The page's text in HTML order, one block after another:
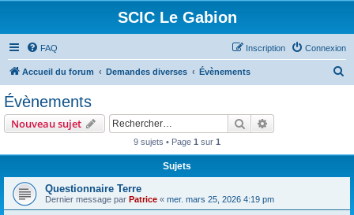
SCIC Le Gabion
FAQ Connexion
Inscription
Accueil du forum Demandes diverses Évènements
Évènements
Nouveau sujet Rechercher
9 sujets • Page 1 sur 1
Sujets
Questionnaire Terre
Dernier message par Patrice « mer. mars 25, 2026 4:19 pm